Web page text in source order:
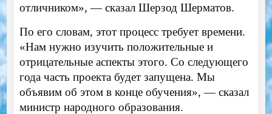
отличником», — сказал Шерзод Шерматов.
По его словам, этот процесс требует времени.
«Нам нужно изучить положительные и
отрицательные аспекты этого. Со следующего
года часть проекта будет запущена. Мы
объявим об этом в конце обучения», — сказал
министр народного образования.